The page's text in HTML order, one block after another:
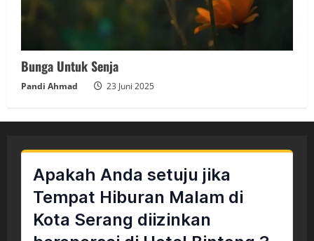
Bunga Untuk Senja
Pandi Ahmad 23 Juni 2025